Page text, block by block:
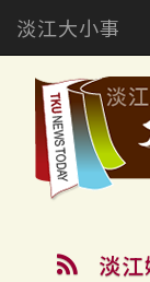
淡江大小事
淡